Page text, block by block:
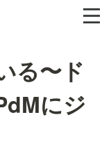
る〜ド
にジ